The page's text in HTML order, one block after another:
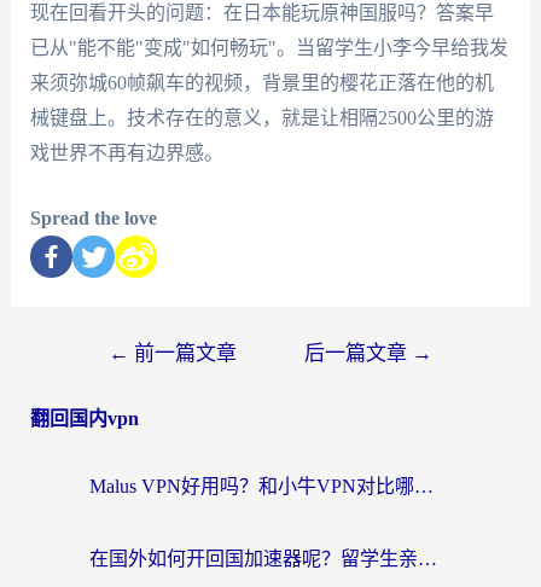
现在回看开头的问题：在日本能玩原神国服吗？答案早
已从"能不能"变成"如何畅玩"。当留学生小李今早给我发
来须弥城60帧飙车的视频，背景里的樱花正落在他的机
械键盘上。技术存在的意义，就是让相隔2500公里的游
戏世界不再有边界感。
Spread the love
← 前一篇文章 后一篇文章 →
翻回国内vpn
Malus VPN好用吗？和小牛VPN对比哪个回国效果更好？海外党亲测实用指南
在国外如何开回国加速器呢？留学生亲测的无缝访问国内资源指南